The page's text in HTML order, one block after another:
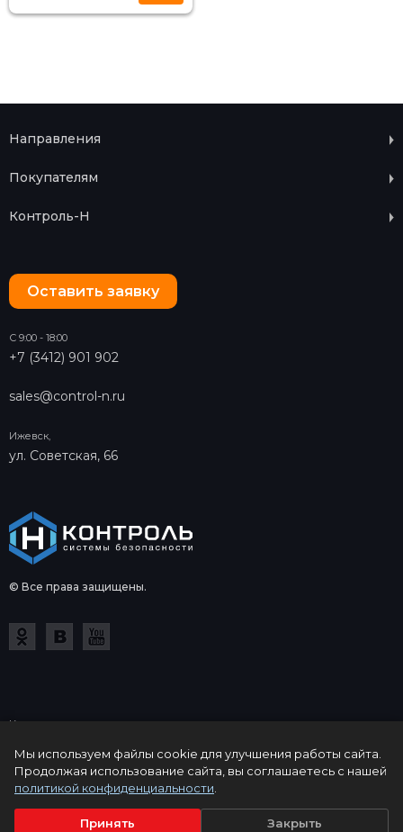
© Все права защищены.
Оставить заявку
С 9:00 - 18:00
+7 (3412) 901 902
sales@control-n.ru
Ижевск,
ул. Советская, 66
Направления
Покупателям
Контроль-Н
Копирование и использование в коммерческих целях
письменного одобрения компании Контроль-Н. Информация о
товарах, их цене, характеристиках и комплектации носит
ознакомительный характер и может содержать неточности. Цены,
указанные на сайте не являются публичной офертой.
Мы используем файлы cookie для улучшения работы сайта.
Продолжая использование сайта, вы соглашаетесь с нашей
политикой конфиденциальности
Принять Закрыть